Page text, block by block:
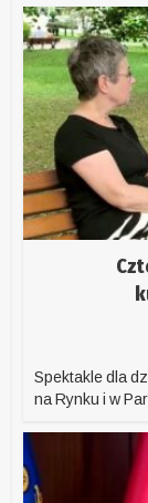
Spektakle dla
na Rynku i w